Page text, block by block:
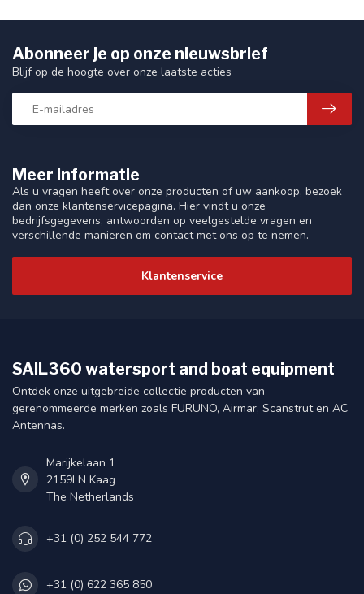
Meer informatie
Als u vragen heeft over onze producten of uw aankoop, bezoek
dan onze klantenservicepagina. Hier vindt u onze
bedrijfsgegevens, antwoorden op veelgestelde vragen en
verschillende manieren om contact met ons op te nemen.
Klantenservice
Abonneer je op onze nieuwsbrief
Blijf op de hoogte over onze laatste acties
SAIL360 watersport and boat equipment
Ontdek onze uitgebreide collectie producten van
gerenommeerde merken zoals FURUNO, Airmar, Scanstrut en AC
Antennas.
Marijkelaan 1
2159LN Kaag
The Netherlands
+31 (0) 252 544 772
+31 (0) 622 365 850